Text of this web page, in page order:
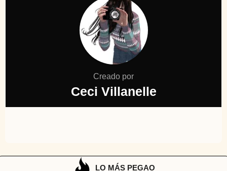
Creado por
Ceci Villanelle
LO MÁS PEGAO